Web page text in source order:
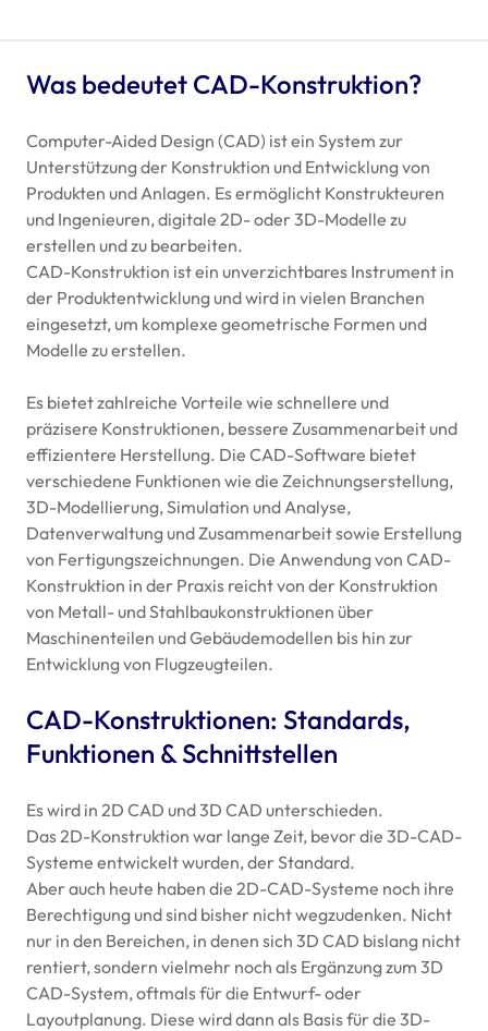
Was bedeutet CAD-Konstruktion?
Computer-Aided Design (CAD) ist ein System zur
Unterstützung der Konstruktion und Entwicklung von
Produkten und Anlagen. Es ermöglicht Konstrukteuren
und Ingenieuren, digitale 2D- oder 3D-Modelle zu
erstellen und zu bearbeiten.
CAD-Konstruktion ist ein unverzichtbares Instrument in
der Produktentwicklung und wird in vielen Branchen
eingesetzt, um komplexe geometrische Formen und
Modelle zu erstellen.
Es bietet zahlreiche Vorteile wie schnellere und
präzisere Konstruktionen, bessere Zusammenarbeit und
effizientere Herstellung. Die CAD-Software bietet
verschiedene Funktionen wie die Zeichnungserstellung,
3D-Modellierung, Simulation und Analyse,
Datenverwaltung und Zusammenarbeit sowie Erstellung
von Fertigungszeichnungen. Die Anwendung von CAD-
Konstruktion in der Praxis reicht von der Konstruktion
von Metall- und Stahlbaukonstruktionen über
Maschinenteilen und Gebäudemodellen bis hin zur
Entwicklung von Flugzeugteilen.
CAD-Konstruktionen: Standards,
Funktionen & Schnittstellen
Es wird in 2D CAD und 3D CAD unterschieden.
Das 2D-Konstruktion war lange Zeit, bevor die 3D-CAD-
Systeme entwickelt wurden, der Standard.
Aber auch heute haben die 2D-CAD-Systeme noch ihre
Berechtigung und sind bisher nicht wegzudenken. Nicht
nur in den Bereichen, in denen sich 3D CAD bislang nicht
rentiert, sondern vielmehr noch als Ergänzung zum 3D
CAD-System, oftmals für die Entwurf- oder
Layoutplanung. Diese wird dann als Basis für die 3D-